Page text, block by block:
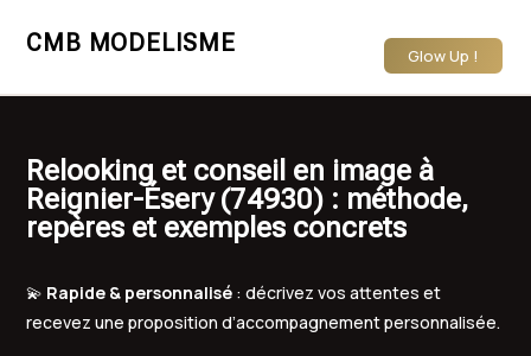
CMB MODELISME Glow Up !
Relooking et conseil en image à
Reignier-Ésery (74930) : méthode,
repères et exemples concrets
💫 Rapide & personnalisé : décrivez vos attentes et
recevez une proposition d’accompagnement personnalisée.